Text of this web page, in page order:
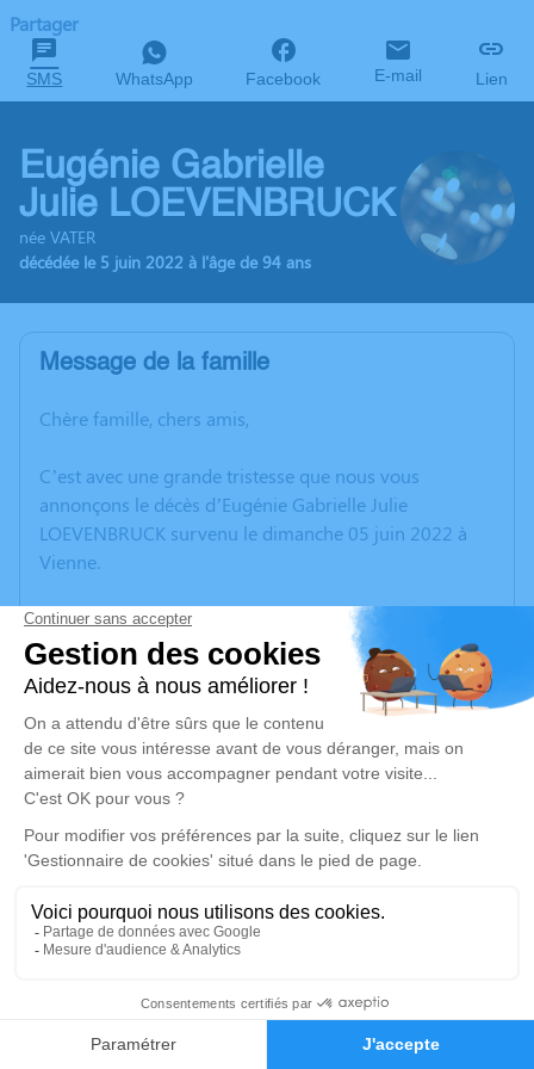
Faire-part Hommages
Partager
SMS WhatsApp Facebook E-mail Lien
Eugénie Gabrielle
Julie LOEVENBRUCK
née VATER
décédée le 5 juin 2022 à l'âge de 94 ans
Message de la famille
Chère famille, chers amis,
C’est avec une grande tristesse que nous vous
annonçons le décès d’Eugénie Gabrielle Julie
LOEVENBRUCK survenu le dimanche 05 juin 2022 à
Vienne.
Nous vous invitons à utiliser cet espace pour laisser
vos condoléances, partager des photos souvenirs, une
anecdote ou exprimer vos pensées à travers des
poèmes ou des textes. Cet endroit est un lieu
d'expression dédié à honorer la mémoire d’Eugénie
Gabrielle Julie LOEVENBRUCK.
disponible ici.
Je rends hommage
Ce service se déroulera dans l'intimité familiale